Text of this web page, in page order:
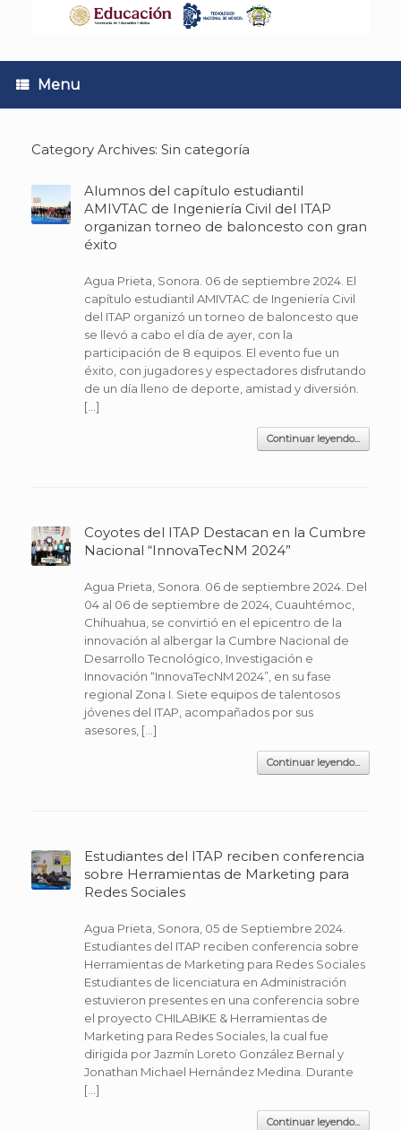
Menu
Category Archives: Sin categoría
Alumnos del capítulo estudiantil
AMIVTAC de Ingeniería Civil del ITAP
organizan torneo de baloncesto con gran
éxito
Agua Prieta, Sonora. 06 de septiembre 2024. El
capítulo estudiantil AMIVTAC de Ingeniería Civil
del ITAP organizó un torneo de baloncesto que
se llevó a cabo el día de ayer, con la
participación de 8 equipos. El evento fue un
éxito, con jugadores y espectadores disfrutando
de un día lleno de deporte, amistad y diversión.
[…]
Continuar leyendo...
Coyotes del ITAP Destacan en la Cumbre
Nacional “InnovaTecNM 2024”
Agua Prieta, Sonora. 06 de septiembre 2024. Del
04 al 06 de septiembre de 2024, Cuauhtémoc,
Chihuahua, se convirtió en el epicentro de la
innovación al albergar la Cumbre Nacional de
Desarrollo Tecnológico, Investigación e
Innovación “InnovaTecNM 2024”, en su fase
regional Zona I. Siete equipos de talentosos
jóvenes del ITAP, acompañados por sus
asesores, […]
Continuar leyendo...
Estudiantes del ITAP reciben conferencia
sobre Herramientas de Marketing para
Redes Sociales
Agua Prieta, Sonora, 05 de Septiembre 2024.
Estudiantes del ITAP reciben conferencia sobre
Herramientas de Marketing para Redes Sociales
Estudiantes de licenciatura en Administración
estuvieron presentes en una conferencia sobre
el proyecto CHILABIKE & Herramientas de
Marketing para Redes Sociales, la cual fue
dirigida por Jazmín Loreto González Bernal y
Jonathan Michael Hernández Medina. Durante
[…]
Continuar leyendo...